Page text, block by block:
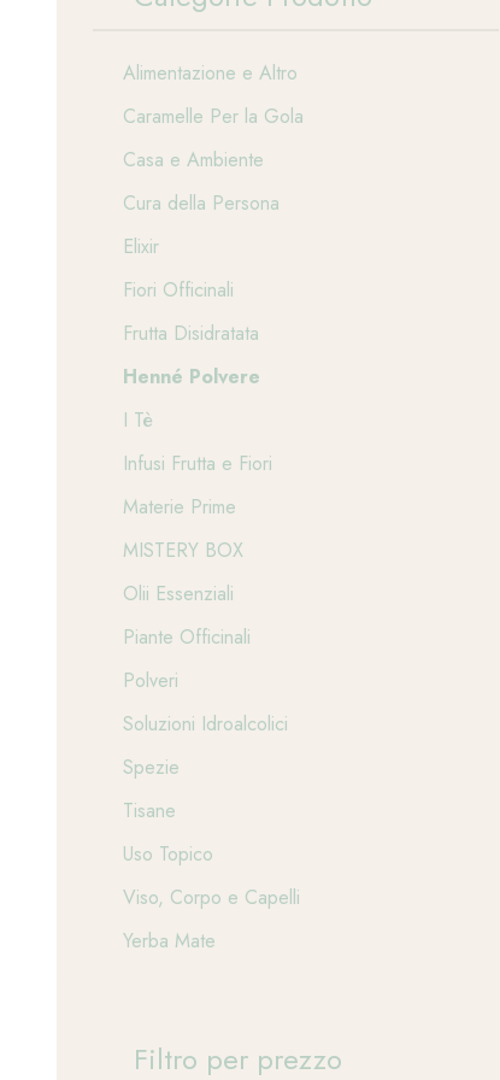
Alimentazione e Altro
Caramelle Per la Gola
Casa e Ambiente
Cura della Persona
Elixir
Fiori Officinali
Frutta Disidratata
Henné Polvere
I Tè
Infusi Frutta e Fiori
Materie Prime
MISTERY BOX
Olii Essenziali
Piante Officinali
Polveri
Soluzioni Idroalcolici
Spezie
Tisane
Uso Topico
Viso, Corpo e Capelli
Yerba Mate
Filtro per prezzo